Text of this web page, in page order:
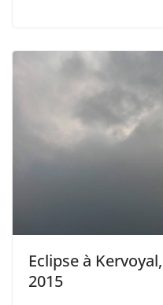
Eclipse à
2015